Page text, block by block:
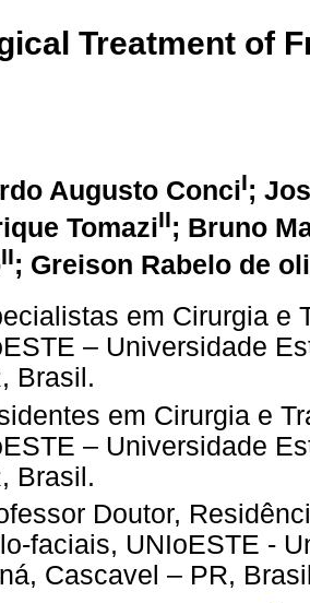
Treatment of
Augusto ConciI;
TomaziII; Bruno
II; Greison Rabelo de
em Cirurgia e
– Universidade
Brasil.
em Cirurgia e
– Universidade
Brasil.
Doutor,
faciais, UNIoESTE -
Cascavel – PR,